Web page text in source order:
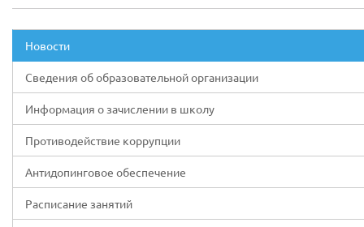
Новости
Сведения об образовательной организации
Информация о зачислении в школу
Противодействие коррупции
Антидопинговое обеспечение
Расписание занятий